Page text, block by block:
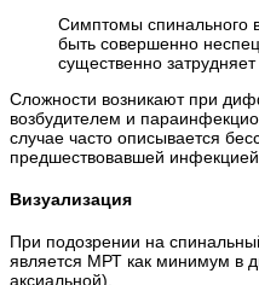
Симптомы спинального
быть совершенно
существенно
Сложности возникают при
возбудителем и
случае часто описывается
предшествовавшей
Визуализация
При подозрении на
является МРТ как минимум в
аксиальной).